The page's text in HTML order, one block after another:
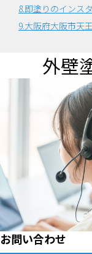
8.即塗りのインス
9.大阪府大阪市天
外壁
お問い合わせ